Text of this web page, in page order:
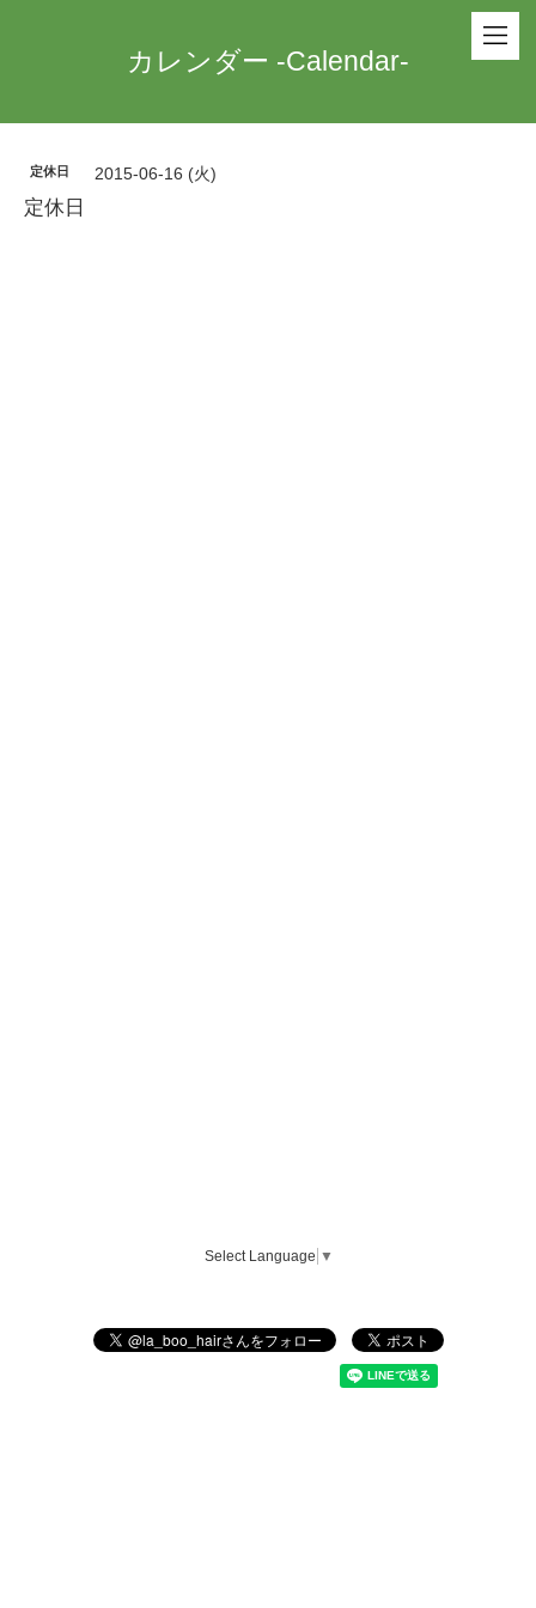
カレンダー -Calendar-
定休日 2015-06-16 (火)
定休日
Select Language ▼